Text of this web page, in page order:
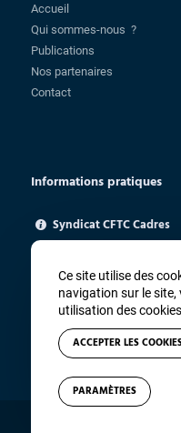
Accueil
Qui sommes-nous ?
Publications
Nos partenaires
Contact
Informations pratiques
Syndicat CFTC Cadres
85 rue Charlot - 75003
ugica@cftc.fr
01 83 94 67 91
Ce site utilise des
navigation sur le
utilisation des
ACCEPTER LES
PARAMÈTRES